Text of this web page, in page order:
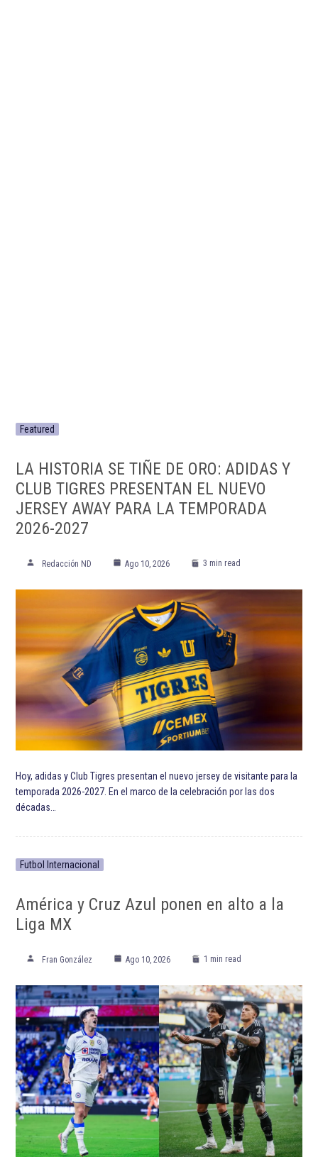
Featured
LA HISTORIA SE TIÑE DE ORO: ADIDAS Y
CLUB TIGRES PRESENTAN EL NUEVO
JERSEY AWAY PARA LA TEMPORADA
2026-2027
Redacción ND Ago 10, 2026 3 min read
Hoy, adidas y Club Tigres presentan el nuevo jersey de visitante para la
temporada 2026-2027. En el marco de la celebración por las dos
décadas…
Futbol Internacional
América y Cruz Azul ponen en alto a la
Liga MX
Fran González Ago 10, 2026 1 min read